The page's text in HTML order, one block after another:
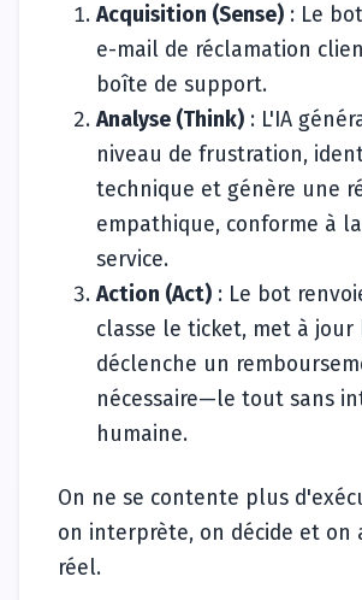
Acquisition (Sense) : Le
e-mail de réclamation
boîte de support.
Analyse (Think) : L'IA
niveau de frustration,
technique et génère une
empathique, conforme à
service.
Action (Act) : Le bot
classe le ticket, met à jour
déclenche un
nécessaire—le tout sans
humaine.
On ne se contente plus
on interprète, on décide et on
réel.